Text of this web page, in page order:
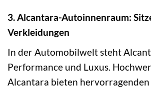
3. Alcantara-Autoinnenraum:
Verkleidungen
In der Automobilwelt steht
Performance und Luxus.
Alcantara bieten